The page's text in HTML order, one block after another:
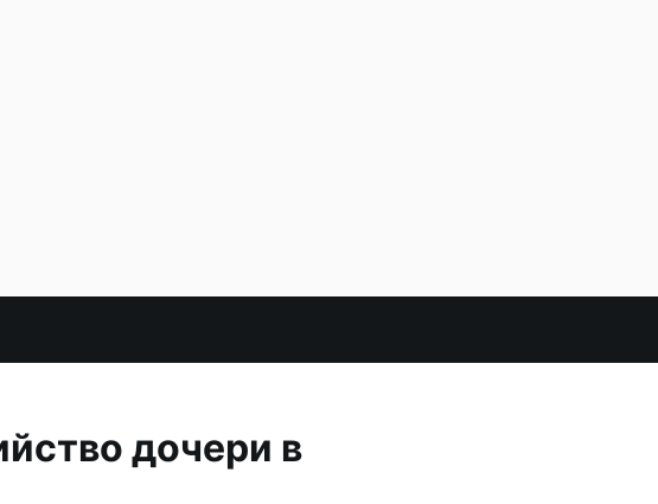
дочери в